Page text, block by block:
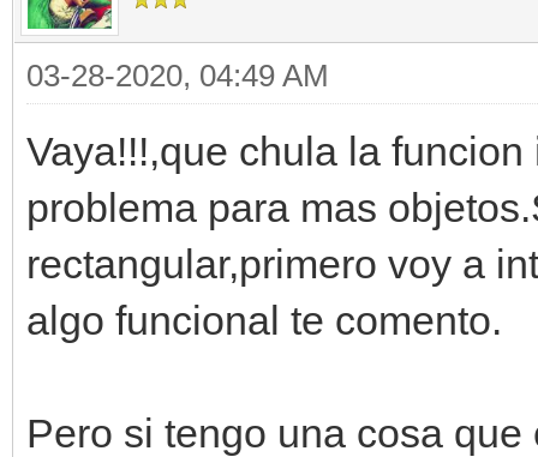
03-28-2020, 04:49 AM
Vaya!!!,que chula la funcion
problema para mas
rectangular,primero voy a
algo funcional te comento.
Pero si tengo una cosa